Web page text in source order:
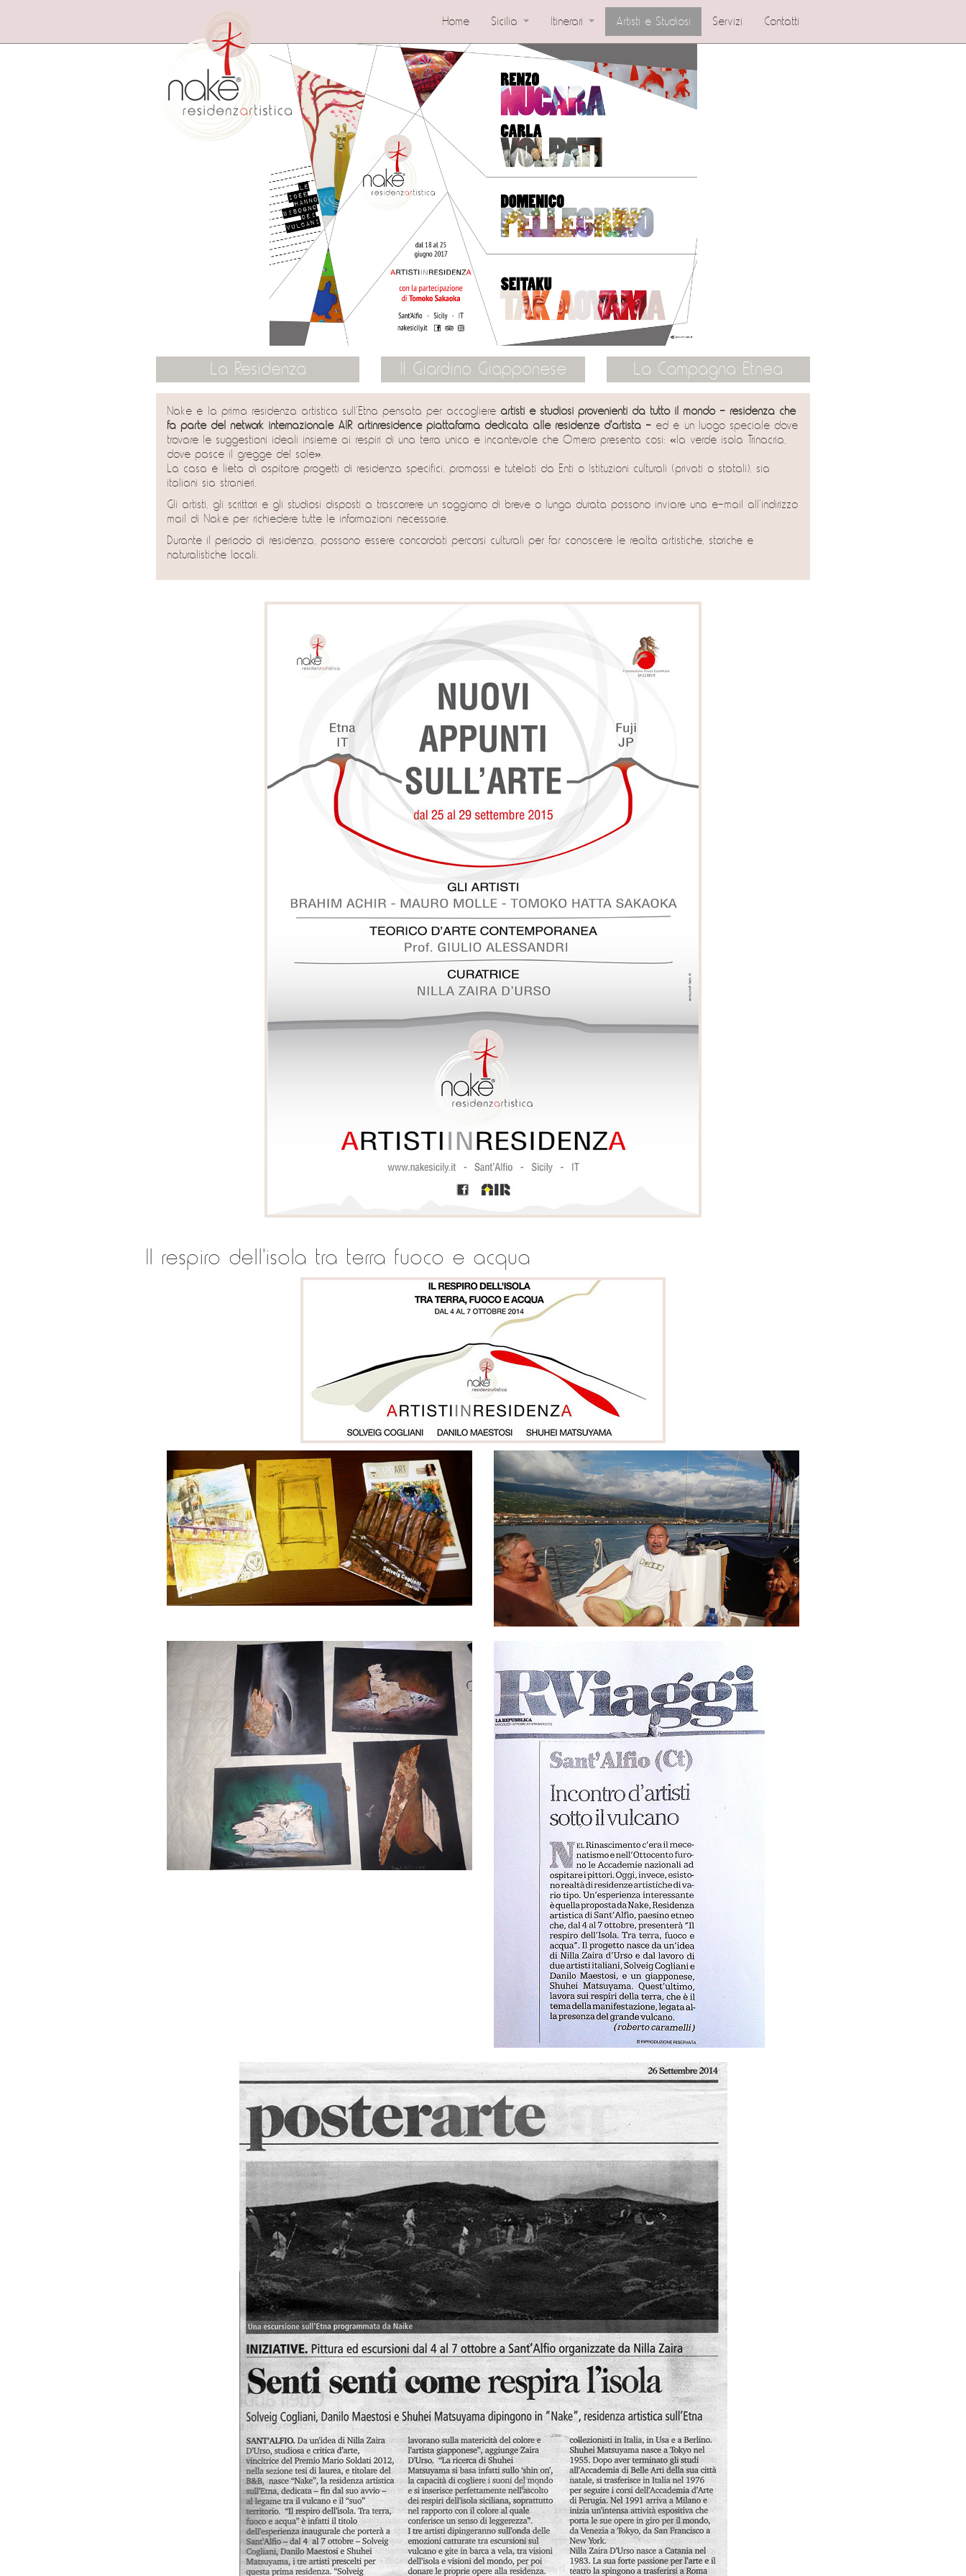
Home Sicilia Itinerari Artisti e Studiosi Servizi Contatti
La Residenza Il Giardino Giapponese La Campagna Etnea
Nake è la prima residenza artistica sull’Etna pensata per accogliere artisti e studiosi provenienti da tutto il mondo - residenza che
fa parte del network internazionale AIR artinresidence piattaforma dedicata alle residenze d'artista - ed è un luogo speciale dove
trovare le suggestioni ideali insieme ai respiri di una terra unica e incantevole che Omero presenta così: «la verde isola Trinacria,
dove pasce il gregge del sole».
La casa è lieta di ospitare progetti di residenza specifici, promossi e tutelati da Enti o Istituzioni culturali (privati o statali), sia
italiani sia stranieri.
Gli artisti, gli scrittori e gli studiosi disposti a trascorrere un soggiorno di breve o lunga durata possono inviare una e-mail all’indirizzo
mail di Nake per richiedere tutte le informazioni necessarie.
Durante il periodo di residenza, possono essere concordati percorsi culturali per far conoscere le realtà artistiche, storiche e
naturalistiche locali.
Il respiro dell'isola tra terra fuoco e acqua